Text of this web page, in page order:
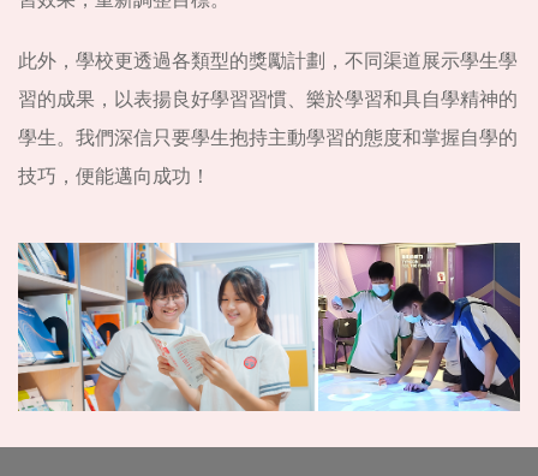
此外，學校更透過各類型的獎勵計劃，不同渠道展示學生學
習的成果，以表揚良好學習習慣、樂於學習和具自學精神的
學生。我們深信只要學生抱持主動學習的態度和掌握自學的
技巧，便能邁向成功！